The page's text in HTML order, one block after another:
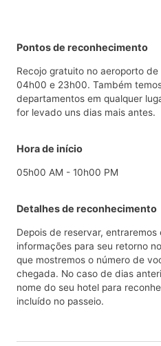
Pontos de reconhecimento
Recojo gratuito no aeroporto
04h00 e 23h00. Também
departamentos em qualquer
for levado uns dias mais antes.
Hora de início
05h00 AM - 10h00 PM
Detalhes de reconhecimento
Depois de reservar,
informações para seu retorno
que mostremos o número de
chegada. No caso de dias
nome do seu hotel para
incluído no passeio.